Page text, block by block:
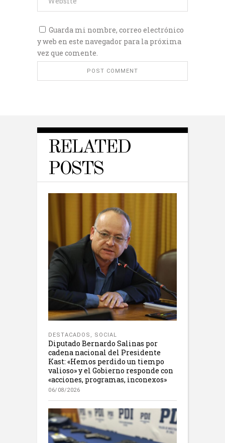
Guarda mi nombre, correo electrónico
y web en este navegador para la próxima
vez que comente.
RELATED
POSTS
DESTACADOS , SOCIAL
Diputado Bernardo Salinas por
cadena nacional del Presidente
Kast: «Hemos perdido un tiempo
valioso» y el Gobierno responde con
«acciones, programas, inconexos»
06/08/2026